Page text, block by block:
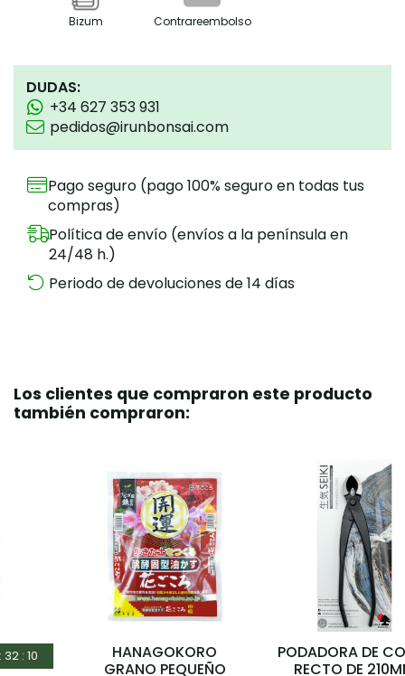
Bizum Contrareembolso
DUDAS:
+34 627 353 931
pedidos@irunbonsai.com
Pago seguro (pago 100% seguro en todas tus
compras)
Política de envío (envíos a la península en
24/48 h.)
Periodo de devoluciones de 14 días
Los clientes que compraron este producto
también compraron:
HANAGOKORO
GRANO PEQUEÑO
PODADORA DE CORTE
RECTO DE 210MM